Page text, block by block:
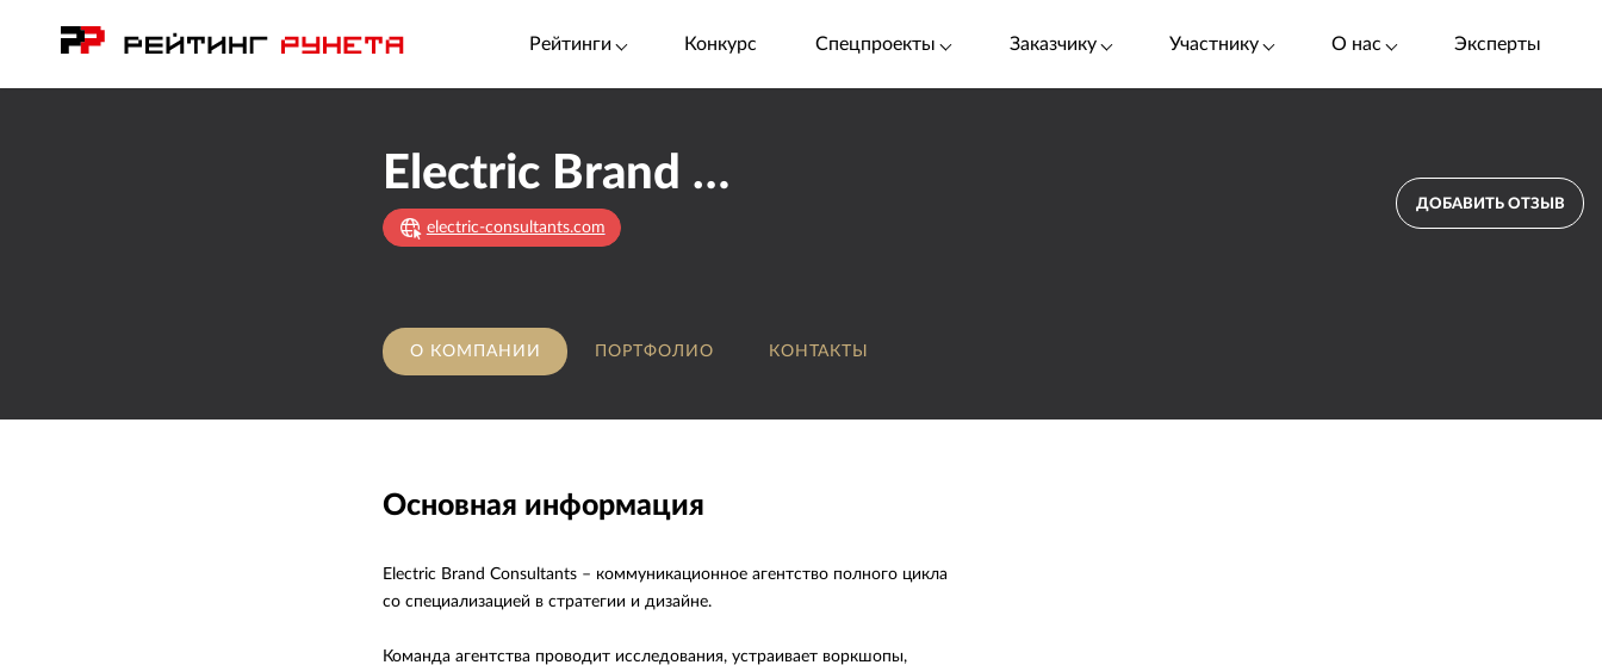
Рейтинги Конкурс Спецпроекты Заказчику Участнику О нас Эксперты
Electric Brand Consultants
electric-consultants.com
ДОБАВИТЬ ОТЗЫВ
О КОМПАНИИ ПОРТФОЛИО КОНТАКТЫ
Основная информация
Electric Brand Consultants – коммуникационное агентство полного цикла
со специализацией в стратегии и дизайне.
Команда агентства проводит исследования, устраивает воркшопы,